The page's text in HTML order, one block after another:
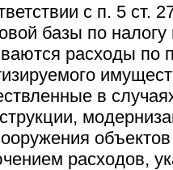
с п. 5 ст.
базы по
расходы по
в
расходов,